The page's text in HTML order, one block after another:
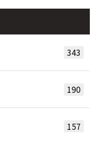
343
190
157